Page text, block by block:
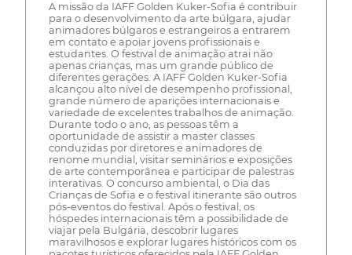
A missão da IAFF Golden Kuker-Sofia é contribuir
para o desenvolvimento da arte búlgara, ajudar
animadores búlgaros e estrangeiros a entrarem
em contato e apoiar jovens profissionais e
estudantes. O festival de animação atrai não
apenas crianças, mas um grande público de
diferentes gerações. A IAFF Golden Kuker-Sofia
alcançou alto nível de desempenho profissional,
grande número de aparições internacionais e
variedade de excelentes trabalhos de animação.
Durante todo o ano, as pessoas têm a
oportunidade de assistir a master classes
conduzidas por diretores e animadores de
renome mundial, visitar seminários e exposições
de arte contemporânea e participar de palestras
interativas. O concurso ambiental, o Dia das
Crianças de Sofia e o festival itinerante são outros
pós-eventos do festival. Após o festival, os
hóspedes internacionais têm a possibilidade de
viajar pela Bulgária, descobrir lugares
maravilhosos e explorar lugares históricos com os